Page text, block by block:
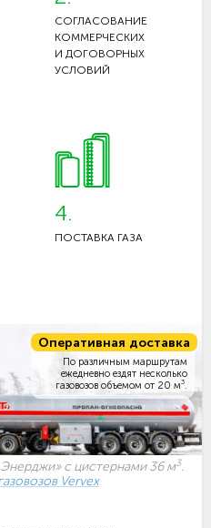
СОГЛАСОВАНИЕ
КОММЕРЧЕСКИХ
И ДОГОВОРНЫХ
УСЛОВИЙ
4.
ПОСТАВКА ГАЗА
Оперативная доставка
По различным маршрутам
ежедневно ездят несколько
газовозов объемом от 20 м3
с цистернами 36 м3.
Vervex